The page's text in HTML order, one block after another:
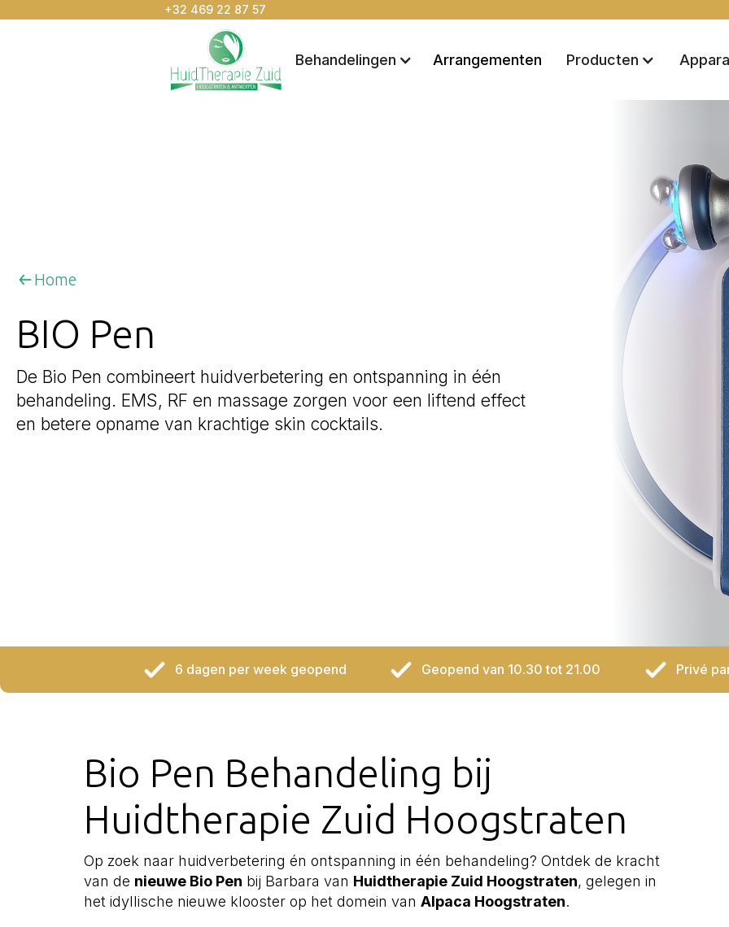
+32 469 22 87 57
Behandelingen Arrangementen Producten
Home
BIO Pen
De Bio Pen combineert huidverbetering en ontspanning in één
behandeling. EMS, RF en massage zorgen voor een liftend effect
en betere opname van krachtige skin cocktails.
6 dagen per week geopend Geopend van 10.30 tot 21.00 Privé
Bio Pen Behandeling bij
Huidtherapie Zuid Hoogstraten
Op zoek naar huidverbetering én ontspanning in één behandeling? Ontdek de kracht
van de nieuwe Bio Pen bij Barbara van Huidtherapie Zuid Hoogstraten, gelegen in
het idyllische nieuwe klooster op het domein van Alpaca Hoogstraten.